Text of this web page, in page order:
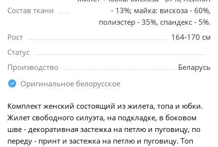
Состав ткани
- 13%; майка: вискоза - 60%,
полиэстер - 35%, спандекс - 5%.
Рост
164-170 см
Статус
Производство
Беларусь
Оригинальное белорусское
Комплект женский состоящий из жилета, топа и юбки.
Жилет свободного силуэта, на подкладке, в боковом
шве - декоративная застежка на петлю и пуговицу, по
переду - принт и застежка на петлю и пуговицу. Топ